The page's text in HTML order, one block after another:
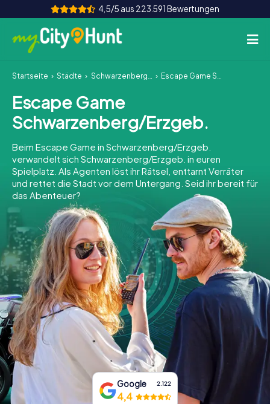
4,5/5 aus 223.591 Bewertungen
So funktioniert's
Städte
Teamevent
Tickets
INT AT CH
DE
ES
FR UK
IE
IT
NL
Tickets buchen
Gutscheine bestellen
Startseite Städte Schwarzenberg/Erzgeb. Escape Game Schwarzenberg/Erzgeb.
Escape Game
Schwarzenberg/Erzgeb.
Beim Escape Game in Schwarzenberg/Erzgeb.
verwandelt sich Schwarzenberg/Erzgeb. in euren
Spielplatz. Als Agenten löst ihr Rätsel, enttarnt Verräter
und rettet die Stadt vor dem Untergang. Seid ihr bereit für
das Abenteuer?
Google 2.122
4,4